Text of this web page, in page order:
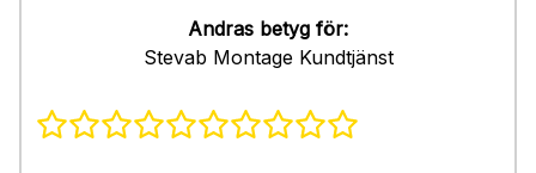
Andras betyg för:
Stevab Montage Kundtjänst